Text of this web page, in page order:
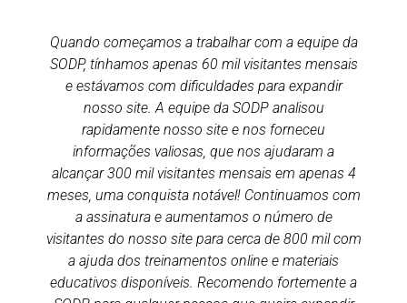
Quando começamos a trabalhar com a equipe da
SODP, tínhamos apenas 60 mil visitantes mensais
e estávamos com dificuldades para expandir
nosso site. A equipe da SODP analisou
rapidamente nosso site e nos forneceu
informações valiosas, que nos ajudaram a
alcançar 300 mil visitantes mensais em apenas 4
meses, uma conquista notável! Continuamos com
a assinatura e aumentamos o número de
visitantes do nosso site para cerca de 800 mil com
a ajuda dos treinamentos online e materiais
educativos disponíveis. Recomendo fortemente a